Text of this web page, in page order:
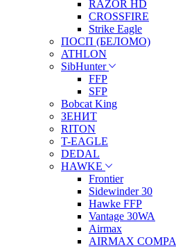
RAZOR HD
CROSSFIRE
Strike Eagle
ПОСП (БЕЛОМО)
ATHLON
SibHunter
FFP
SFP
Bobcat King
ЗЕНИТ
RITON
T-EAGLE
DEDAL
HAWKE
Frontier
Sidewinder 30
Hawke FFP
Vantage 30WA
Airmax
AIRMAX